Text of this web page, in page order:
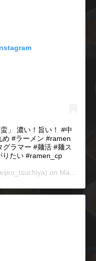
」 濃い！旨い！ #中
#ラーメン #ramen
ラマー #麺活 #麺ス
りたい #ramen_cp
on Mar 13, 2019 at 7:27am PDT